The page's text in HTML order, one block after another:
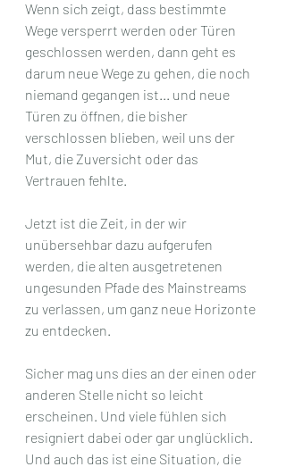
Wenn sich zeigt, dass bestimmte
Wege versperrt werden oder Türen
geschlossen werden, dann geht es
darum neue Wege zu gehen, die noch
niemand gegangen ist... und neue
Türen zu öffnen, die bisher
verschlossen blieben, weil uns der
Mut, die Zuversicht oder das
Vertrauen fehlte.
Jetzt ist die Zeit, in der wir
unübersehbar dazu aufgerufen
werden, die alten ausgetretenen
ungesunden Pfade des Mainstreams
zu verlassen, um ganz neue Horizonte
zu entdecken.
Sicher mag uns dies an der einen oder
anderen Stelle nicht so leicht
erscheinen. Und viele fühlen sich
resigniert dabei oder gar unglücklich.
Und auch das ist eine Situation, die